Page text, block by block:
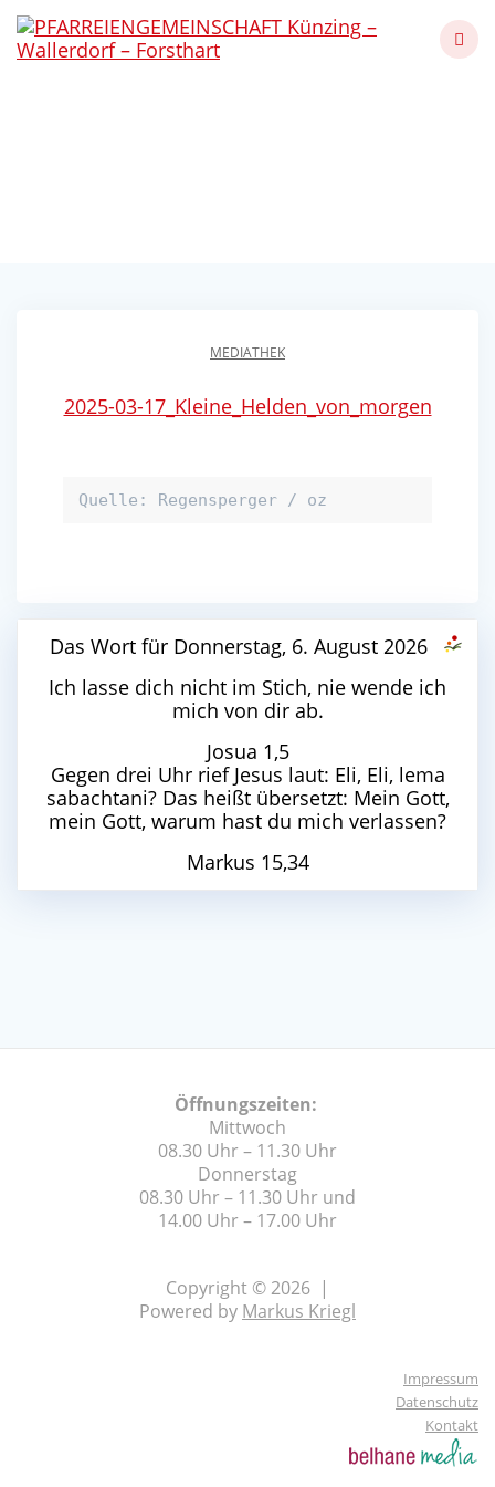
to
MEDIATHEK
2025-03-17_Kleine_Helden_von_morgen
Quelle: Regensperger / oz
Das Wort für Donnerstag, 6. August 2026
Ich lasse dich nicht im Stich, nie wende ich
mich von dir ab.
Josua 1,5
Gegen drei Uhr rief Jesus laut: Eli, Eli, lema
sabachtani? Das heißt übersetzt: Mein Gott,
mein Gott, warum hast du mich verlassen?
Markus 15,34
Öffnungszeiten:
Mittwoch
08.30 Uhr – 11.30 Uhr
Donnerstag
08.30 Uhr – 11.30 Uhr und
14.00 Uhr – 17.00 Uhr
Copyright © 2026 |
Powered by Markus Kriegl
Impressum
Datenschutz
Kontakt